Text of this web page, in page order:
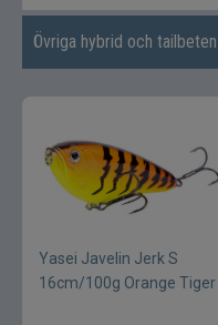
Varumärken
Övriga hybrid och tailbeten
Yasei Javelin Jerk S
16cm/100g Orange Tiger